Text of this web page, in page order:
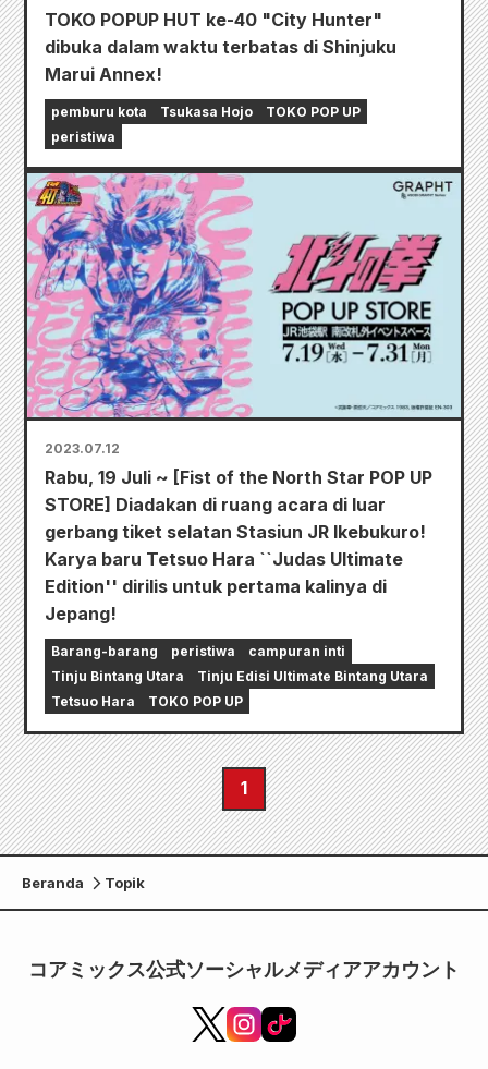
TOKO POPUP HUT ke-40 "City Hunter"
dibuka dalam waktu terbatas di Shinjuku
Marui Annex!
pemburu kota Tsukasa Hojo
TOKO POP UP
peristiwa
2023.07.12
Rabu, 19 Juli ~ [Fist of the North Star POP UP
STORE] Diadakan di ruang acara di luar
gerbang tiket selatan Stasiun JR Ikebukuro!
Karya baru Tetsuo Hara ``Judas Ultimate
Edition'' dirilis untuk pertama kalinya di
Jepang!
Barang-barang peristiwa
campuran inti
Tinju Bintang Utara
Tinju Edisi Ultimate Bintang Utara
Tetsuo Hara
TOKO POP UP
1
Beranda Topik
コアミックス公式ソーシャルメディアアカウント